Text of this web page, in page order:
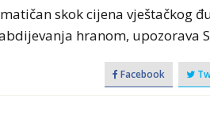
skok cijena vještačkog
hranom, upozorava
Facebook